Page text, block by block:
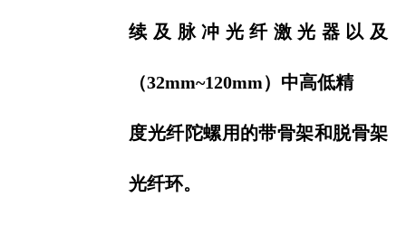
续及脉冲光纤激光器以及
（32mm~120mm）中高低精
度光纤陀螺用的带骨架和脱骨架
光纤环。